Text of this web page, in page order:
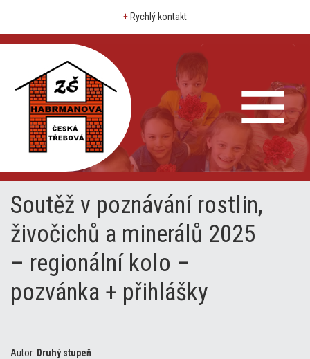
+ Rychlý kontakt
Soutěž v poznávání rostlin,
živočichů a minerálů 2025
– regionální kolo –
pozvánka + přihlášky
Autor: Druhý stupeň